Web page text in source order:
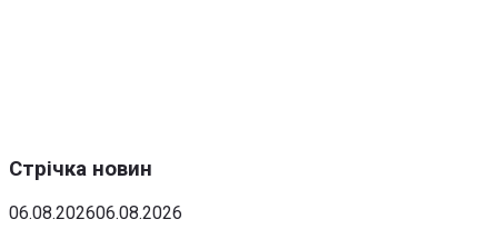
Стрічка новин
06.08.202606.08.2026